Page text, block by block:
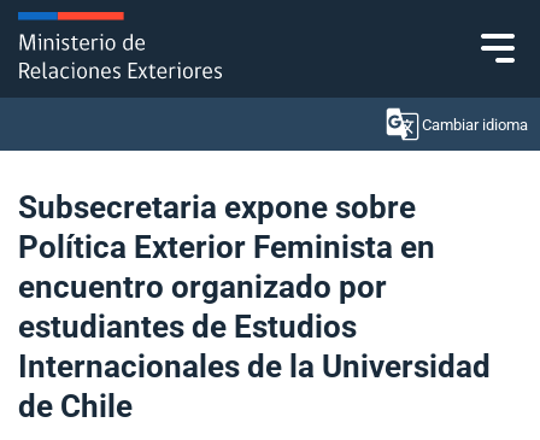
Click acá para ir directamente al contenido
Cambiar idioma
Ministerio
Política Exterior
Embajadas y consulados
Servicios ciudadanos
Subsecretaria expone sobre
Política Exterior Feminista en
encuentro organizado por
estudiantes de Estudios
Internacionales de la Universidad
de Chile